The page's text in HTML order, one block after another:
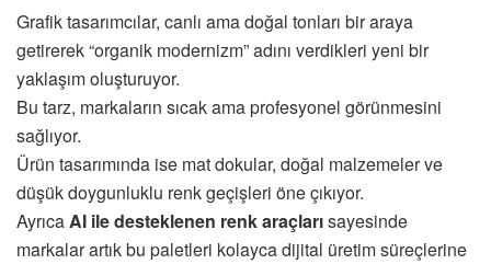
Grafik tasarımcılar, canlı ama doğal tonları bir araya
getirerek “organik modernizm” adını verdikleri yeni bir
yaklaşım oluşturuyor.
Bu tarz, markaların sıcak ama profesyonel görünmesini
sağlıyor.
Ürün tasarımında ise mat dokular, doğal malzemeler ve
düşük doygunluklu renk geçişleri öne çıkıyor.
AyrıcaAI ile desteklenen renk araçlarısayesinde
markalar artık bu paletleri kolayca dijital üretim süreçlerine